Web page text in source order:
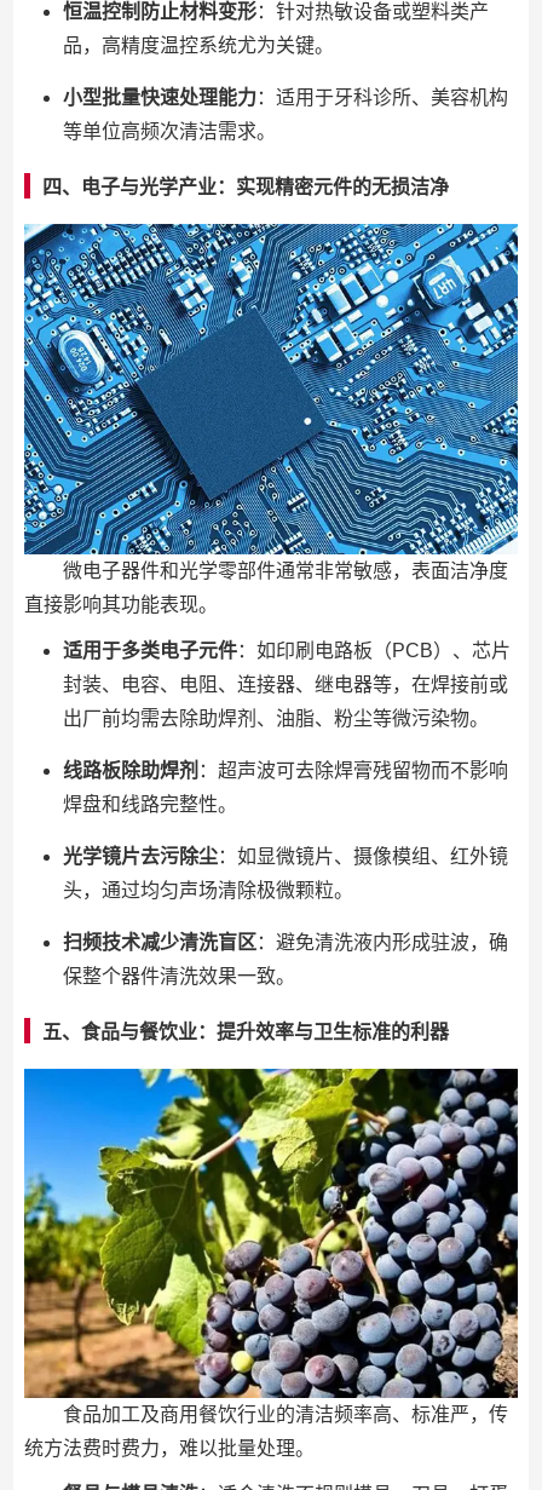
恒温控制防止材料变形：针对热敏设备或塑料类产
品，高精度温控系统尤为关键。
小型批量快速处理能力：适用于牙科诊所、美容机构
等单位高频次清洁需求。
四、电子与光学产业：实现精密元件的无损洁净
微电子器件和光学零部件通常非常敏感，表面洁净度
直接影响其功能表现。
适用于多类电子元件：如印刷电路板（PCB）、芯片
封装、电容、电阻、连接器、继电器等，在焊接前或
出厂前均需去除助焊剂、油脂、粉尘等微污染物。
线路板除助焊剂 ：超声波可去除焊膏残留物而不影响
焊盘和线路完整性。
光学镜片去污除尘：如显微镜片、摄像模组、红外镜
头，通过均匀声场清除极微颗粒。
扫频技术减少清洗盲区 ：避免清洗液内形成驻波，确
保整个器件清洗效果一致。
五、食品与餐饮业：提升效率与卫生标准的利器
食品加工及商用餐饮行业的清洁频率高、标准严，传
统方法费时费力，难以批量处理。